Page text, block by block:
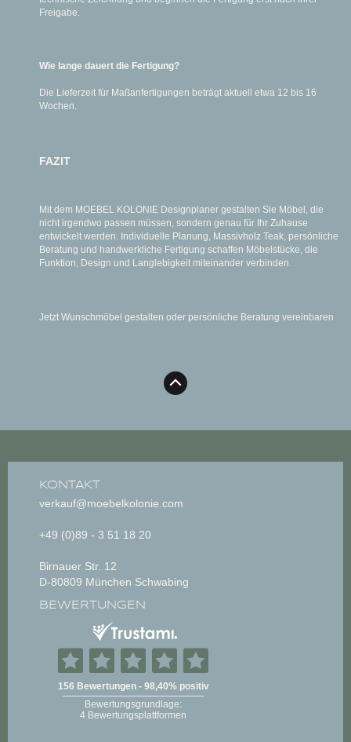
Freigabe.
Wie lange dauert die Fertigung?
Die Lieferzeit für Maßanfertigungen beträgt aktuell etwa 12 bis 16
Wochen.
FAZIT
Mit dem MOEBEL KOLONIE Designplaner gestalten Sie Möbel, die
nicht irgendwo passen müssen, sondern genau für Ihr Zuhause
entwickelt werden. Individuelle Planung, Massivholz Teak, persönliche
Beratung und handwerkliche Fertigung schaffen Möbelstücke, die
Funktion, Design und Langlebigkeit miteinander verbinden.
Jetzt Wunschmöbel gestalten oder persönliche Beratung vereinbaren
KONTAKT
verkauf@moebelkolonie.com
+49 (0)89 - 3 51 18 20
Birnauer Str. 12
D-80809 München Schwabing
BEWERTUNGEN